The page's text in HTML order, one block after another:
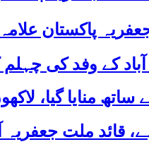
آباد کے وفد کی